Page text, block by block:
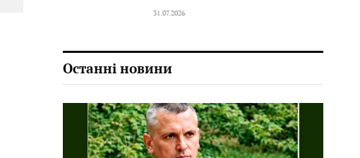
31.07.2026
Останні новини